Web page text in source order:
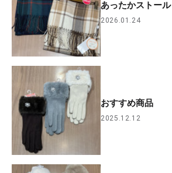
あったかストール
2026.01.24
おすすめ商品
2025.12.12